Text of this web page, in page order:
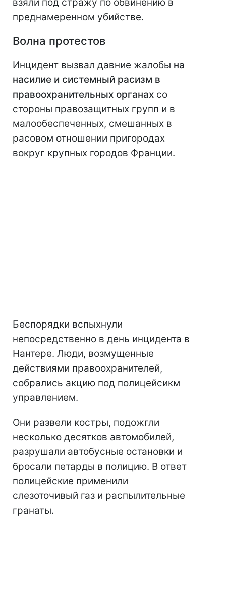
преднамеренном убийстве.
Волна протестов
Инцидент вызвал давние жалобы на
насилие и системный расизм в
правоохранительных органах со
стороны правозащитных групп и в
малообеспеченных, смешанных в
расовом отношении пригородах
вокруг крупных городов Франции.
Беспорядки вспыхнули
непосредственно в день инцидента в
Нантере. Люди, возмущенные
действиями правоохранителей,
собрались акцию под полицейсикм
управлением.
Они развели костры, подожгли
несколько десятков автомобилей,
разрушали автобусные остановки и
бросали петарды в полицию. В ответ
полицейские применили
слезоточивый газ и распылительные
гранаты.